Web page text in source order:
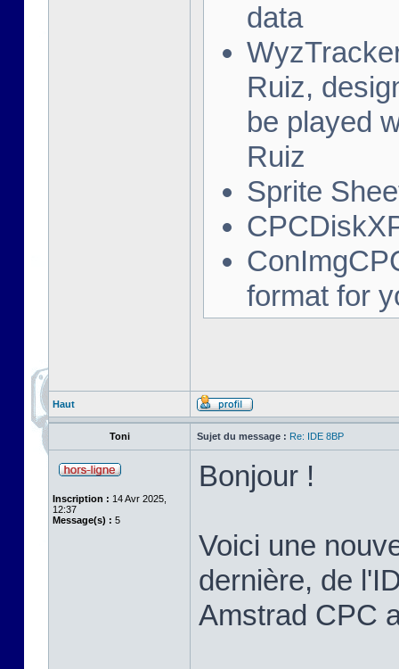
data
Ruiz,
be played
Ruiz
Sprite
format for
Haut
Toni Sujet du message : Re: IDE 8BP
Inscription : 14 Avr 2025,
12:37
Message(s) : 5
Bonjour !
Voici une
dernière, de
Amstrad CPC